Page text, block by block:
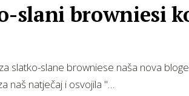
slani browniesi
slatko-slane browniese naša nova
naš natječaj i osvojila "…